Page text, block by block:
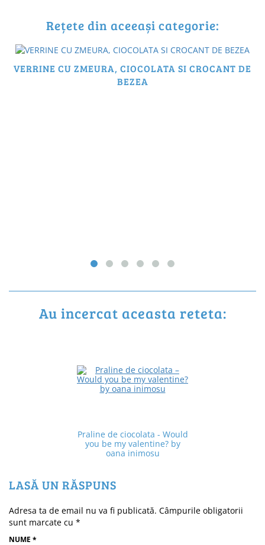
Rețete din aceeași categorie:
VERRINE CU ZMEURA, CIOCOLATA SI CROCANT DE
BEZEA
Au incercat aceasta reteta:
Praline de ciocolata - Would
you be my valentine? by
oana inimosu
LASĂ UN RĂSPUNS
Adresa ta de email nu va fi publicată. Câmpurile obligatorii
sunt marcate cu *
NUME *